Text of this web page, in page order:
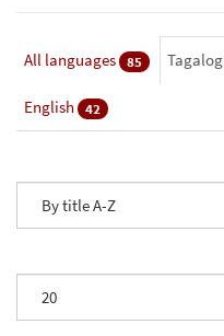
All languages 85 Tagalog
English 42